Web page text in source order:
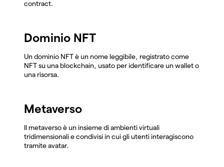
contract.
Dominio NFT
Un dominio NFT è un nome leggibile, registrato come
NFT su una blockchain, usato per identificare un wallet o
una risorsa.
Metaverso
Il metaverso è un insieme di ambienti virtuali
tridimensionali e condivisi in cui gli utenti interagiscono
tramite avatar.